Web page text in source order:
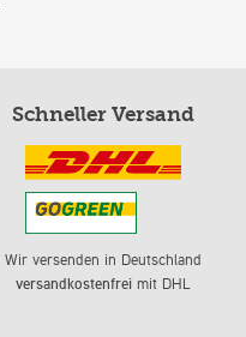
Schneller Versand
Wir versenden in Deutschland
versandkostenfreimit DHL